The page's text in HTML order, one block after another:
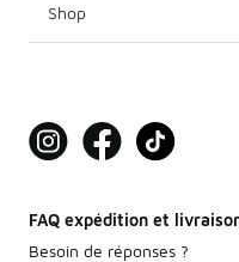
Shop
FAQ expédition et
Besoin de réponses ?